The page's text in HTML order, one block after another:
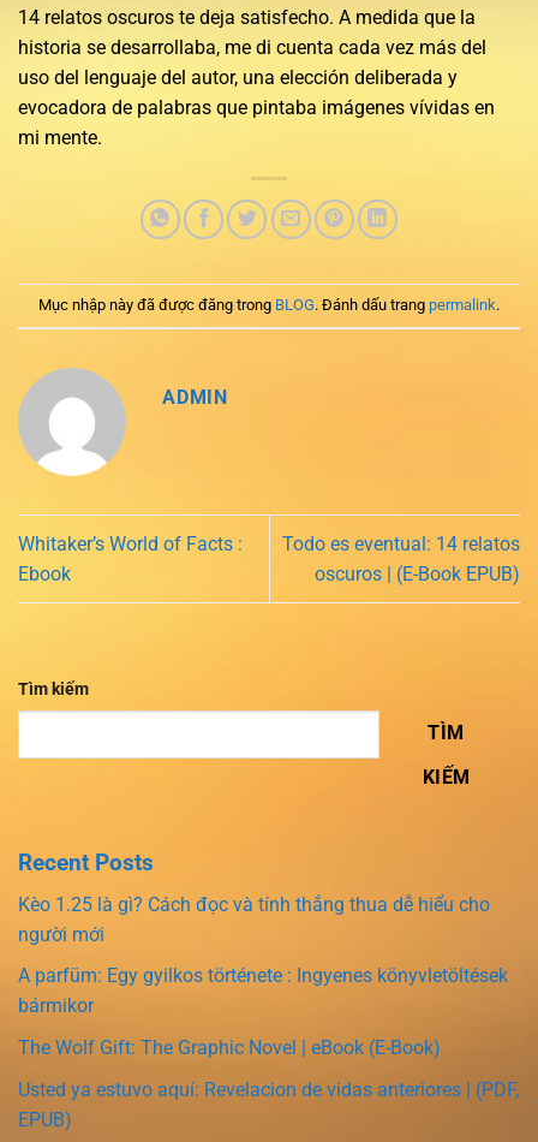
14 relatos oscuros te deja satisfecho. A medida que la
historia se desarrollaba, me di cuenta cada vez más del
uso del lenguaje del autor, una elección deliberada y
evocadora de palabras que pintaba imágenes vívidas en
mi mente.
Mục nhập này đã được đăng trong BLOG. Đánh dấu trang permalink.
ADMIN
Whitaker’s World of Facts :
Ebook
Todo es eventual: 14 relatos
oscuros | (E-Book EPUB)
Tìm kiếm
TÌM
KIẾM
Recent Posts
Kèo 1.25 là gì? Cách đọc và tính thắng thua dễ hiểu cho
người mới
A parfüm: Egy gyilkos története : Ingyenes könyvletöltések
bármikor
The Wolf Gift: The Graphic Novel | eBook (E-Book)
Usted ya estuvo aquí: Revelacion de vidas anteriores | (PDF,
EPUB)